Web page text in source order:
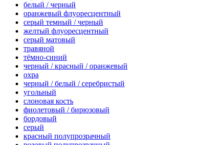
белый / черный
оранжевый флуоресцентный
серый темный / черный
желтый флуоресцентный
серый матовый
травяной
тёмно-синий
черный / красный / оранжевый
охра
черный / белый / серебристый
угольный
слоновая кость
фиолетовый / бирюзовый
бордовый
серый
красный полупрозрачный